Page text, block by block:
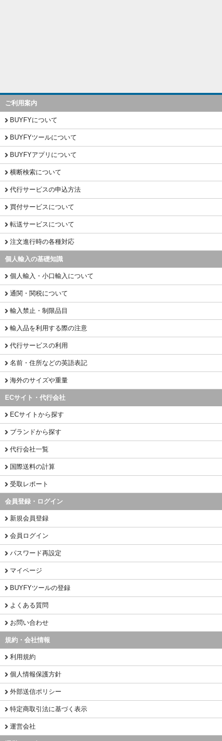
ご利用案内
BUYFYについて
BUYFYツールについて
BUYFYアプリについて
横断検索について
代行サービスの申込方法
買付サービスについて
転送サービスについて
注文進行時の各種対応
個人輸入の基礎知識
個人輸入・小口輸入について
通関・関税について
輸入禁止・制限品目
輸入品を利用する際の注意
代行サービスの利用
名前・住所などの英語表記
海外のサイズや重量
ECサイト・代行会社
ECサイトから探す
ブランドから探す
代行会社一覧
国際送料の計算
受取レポート
会員登録・ログイン
新規会員登録
会員ログイン
パスワード再設定
マイページ
BUYFYツールの登録
よくある質問
お問い合わせ
規約・会社情報
利用規約
個人情報保護方針
外部送信ポリシー
特定商取引法に基づく表示
運営会社